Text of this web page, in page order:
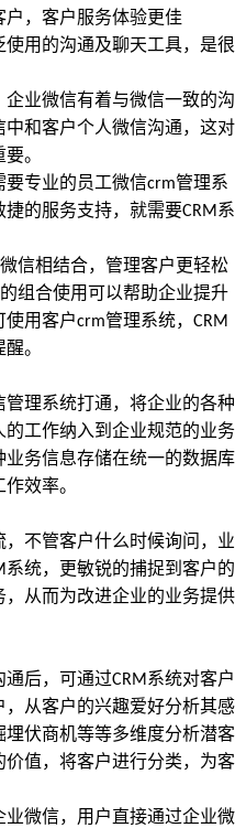
，客户服务体验更佳
用的沟通及聊天工具，是很
业微信有着与微信一致的沟
和客户个人微信沟通，这对
。
专业的员工微信crm管理系
的服务支持，就需要CRM系
信相结合，管理客户更轻松
组合使用可以帮助企业提升
使用客户crm管理系统， CRM
。
管理系统打通，将企业的各种
工作纳入到企业规范的业务
务信息存储在统一的数据库
效率。
不管客户什么时候询问，业
系统，更敏锐的捕捉到客户的
从而为改进企业的业务提供
后，可通过CRM系统对客户
从客户的兴趣爱好分析其感
伏商机等等多维度分析潜客
值，将客户进行分类，为客
微信，用户直接通过企业微